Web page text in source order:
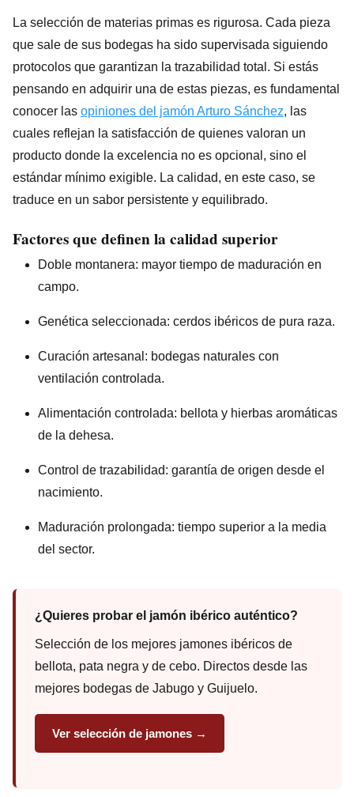
La selección de materias primas es rigurosa. Cada pieza
que sale de sus bodegas ha sido supervisada siguiendo
protocolos que garantizan la trazabilidad total. Si estás
pensando en adquirir una de estas piezas, es fundamental
conocer las opiniones del jamón Arturo Sánchez, las
cuales reflejan la satisfacción de quienes valoran un
producto donde la excelencia no es opcional, sino el
estándar mínimo exigible. La calidad, en este caso, se
traduce en un sabor persistente y equilibrado.
Factores que definen la calidad superior
Doble montanera: mayor tiempo de maduración en
campo.
Genética seleccionada: cerdos ibéricos de pura raza.
Curación artesanal: bodegas naturales con
ventilación controlada.
Alimentación controlada: bellota y hierbas aromáticas
de la dehesa.
Control de trazabilidad: garantía de origen desde el
nacimiento.
Maduración prolongada: tiempo superior a la media
del sector.
¿Quieres probar el jamón ibérico auténtico?
Selección de los mejores jamones ibéricos de
bellota, pata negra y de cebo. Directos desde las
mejores bodegas de Jabugo y Guijuelo.
Ver selección de jamones →